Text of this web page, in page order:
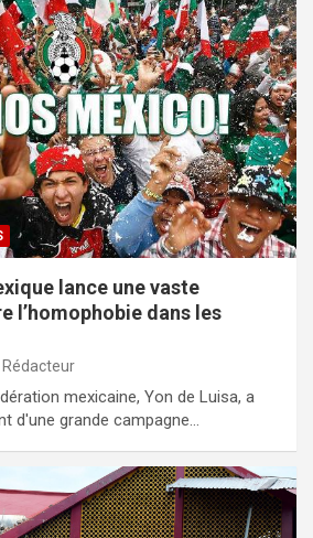
lance une vaste
l’homophobie dans les
Rédacteur
mexicaine, Yon de Luisa, a
d'une grande campagne…